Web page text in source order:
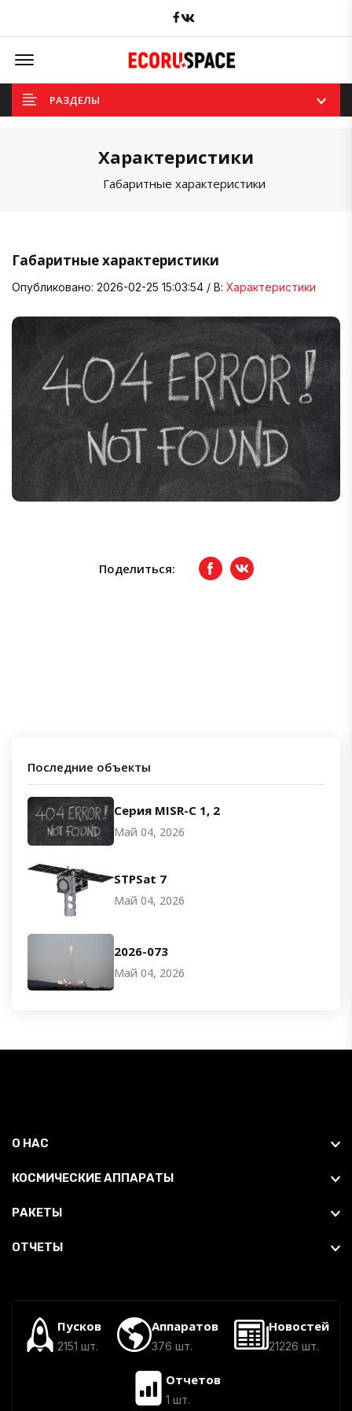
Facebook
Offcanvas Menu Open
РАЗДЕЛЫ
Характеристики
Габаритные характеристики
Габаритные характеристики
Опубликовано: 2026-02-25 15:03:54 / В: Характеристики
Поделиться: FacebookвКонтакте
Последние объекты
Серия MISR-C 1, 2
Май 04, 2026
STPSat 7
Май 04, 2026
2026-073
Май 04, 2026
О НАС
КОСМИЧЕСКИЕ АППАРАТЫ
РАКЕТЫ
ОТЧЕТЫ
Пусков
2151 шт.
Аппаратов
376 шт.
Новостей
21226 шт.
Отчетов
1 шт.